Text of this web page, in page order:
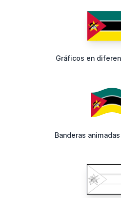
Gráficos en
Banderas